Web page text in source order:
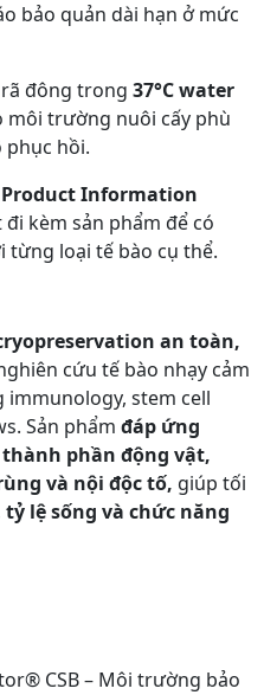
bảo quản dài hạn ở mức
đông trong 37°C water
môi trường nuôi cấy phù
phục hồi.
Product Information
kèm sản phẩm để có
loại tế bào cụ thể.
an toàn,
cứu tế bào nhạy cảm
stem cell
Sản phẩm đáp ứng
thành phần động vật,
và nội độc tố, giúp tối
lệ sống và chức năng
CSB – Môi trường bảo